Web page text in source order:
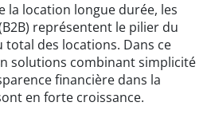
la location longue durée, les
représentent le pilier du
total des locations. Dans ce
solutions combinant simplicité
financière dans la
en forte croissance.